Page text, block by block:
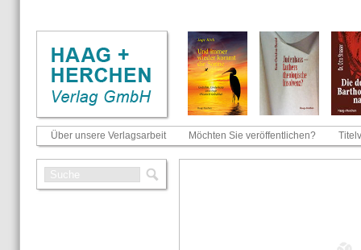
Über unsere Verlagsarbeit Möchten Sie veröffentlichen?